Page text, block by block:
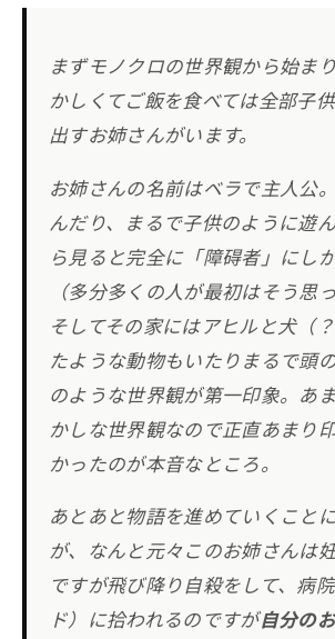
まずモノクロの世界観から始ま
かしくてご飯を食べては全部子
出すお姉さんがいます。
お姉さんの名前はベラで主人公
んだり、まるで子供のように遊
ら見ると完全に「障碍者」にし
（多分多くの人が最初はそう思
そしてその家にはアヒルと犬（
たような動物もいたりまるで頭
のような世界観が第一印象。あ
かしな世界観なので正直あまり
かったのが本音なところ。
あとあと物語を進めていくこと
が、なんと元々このお姉さんは
ですが飛び降り自殺をして、病
ド）に拾われるのですが自分の